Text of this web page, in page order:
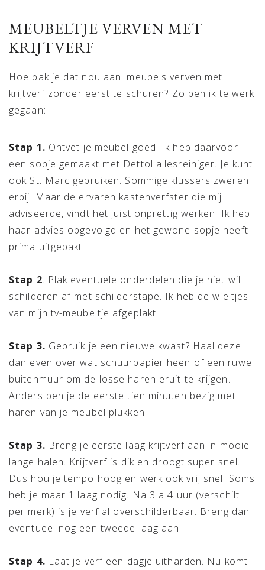
MEUBELTJE VERVEN MET
KRIJTVERF
Hoe pak je dat nou aan: meubels verven met
krijtverf zonder eerst te schuren? Zo ben ik te werk
gegaan:
Stap 1. Ontvet je meubel goed. Ik heb daarvoor
een sopje gemaakt met Dettol allesreiniger. Je kunt
ook St. Marc gebruiken. Sommige klussers zweren
erbij. Maar de ervaren kastenverfster die mij
adviseerde, vindt het juist onprettig werken. Ik heb
haar advies opgevolgd en het gewone sopje heeft
prima uitgepakt.
Stap 2. Plak eventuele onderdelen die je niet wil
schilderen af met schilderstape. Ik heb de wieltjes
van mijn tv-meubeltje afgeplakt.
Stap 3. Gebruik je een nieuwe kwast? Haal deze
dan even over wat schuurpapier heen of een ruwe
buitenmuur om de losse haren eruit te krijgen.
Anders ben je de eerste tien minuten bezig met
haren van je meubel plukken.
Stap 3. Breng je eerste laag krijtverf aan in mooie
lange halen. Krijtverf is dik en droogt super snel.
Dus hou je tempo hoog en werk ook vrij snel! Soms
heb je maar 1 laag nodig. Na 3 a 4 uur (verschilt
per merk) is je verf al overschilderbaar. Breng dan
eventueel nog een tweede laag aan.
Stap 4. Laat je verf een dagje uitharden. Nu komt